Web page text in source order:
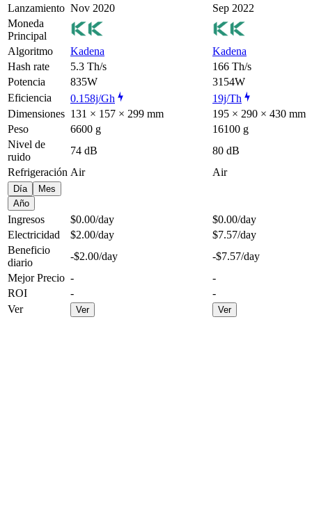
Lanzamiento Nov 2020
Sep 2022
Moneda
Principal
Algoritmo
Kadena
Kadena
Hash rate
5.3 Th/s
166 Th/s
Potencia
835W
3154W
Eficiencia
0.158j/Gh
19j/Th
Dimensiones 131 × 157 × 299 mm
195 × 290 × 430 mm
Peso
6600 g
16100 g
Nivel de
ruido
74 dB
80 dB
Refrigeración Air Air
Día
Mes
Año
Ingresos $0.00/day $0.00/day
Electricidad
$2.00/day $7.57/day
Beneficio
diario
-$2.00/day -$7.57/day
Mejor Precio -
-
ROI
-
-
Ver
Ver Ver